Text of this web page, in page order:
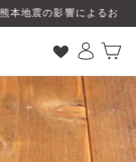
けについて